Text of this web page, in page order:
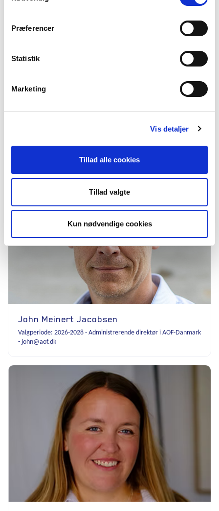
Præferencer
Statistik
Marketing
Vis detaljer
Tillad alle cookies
Tillad valgte
Kun nødvendige cookies
Ungdomsskoleforeningen - jb@ungdomsskoleforeningen.dk
John Meinert Jacobsen
Valgperiode: 2026-2028 - Administrerende direktør i AOF-Danmark
- john@aof.dk